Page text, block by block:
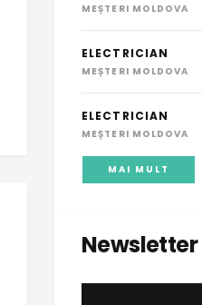
MEȘTERI MOLDOVA
ELECTRICIAN
MEȘTERI MOLDOVA
ELECTRICIAN
MEȘTERI MOLDOVA
MAI MULT
Newsletter